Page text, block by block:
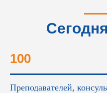
100
Преподавателей,